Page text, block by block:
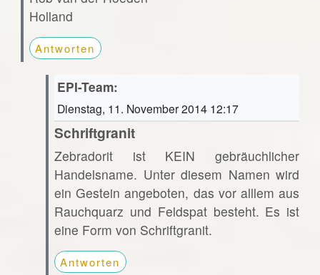
Holland
Antworten
EPI-Team:
Dienstag, 11. November 2014 12:17
Schriftgranit
Zebradorit ist KEIN gebräuchlicher
Handelsname. Unter diesem Namen wird
ein Gestein angeboten, das vor alllem aus
Rauchquarz und Feldspat besteht. Es ist
eine Form von Schriftgranit.
Antworten